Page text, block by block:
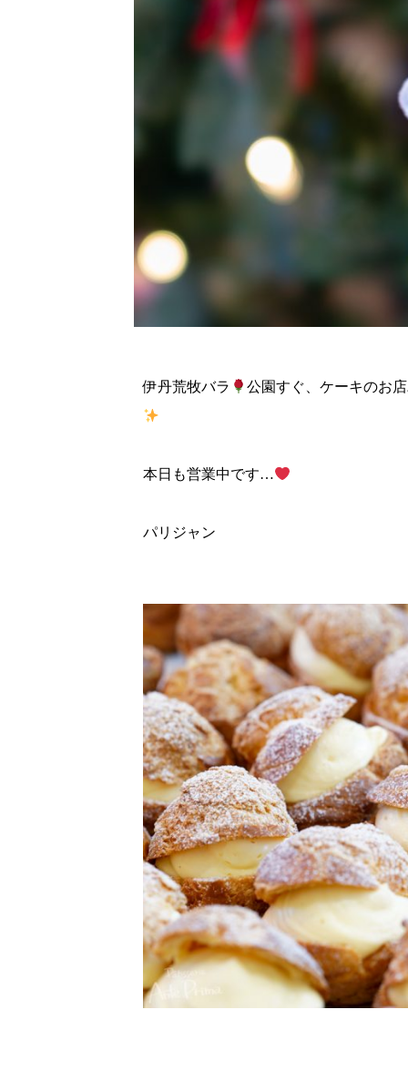
伊丹荒牧バラ 公園すぐ、ケーキのお
本日も営業中です…
パリジャン